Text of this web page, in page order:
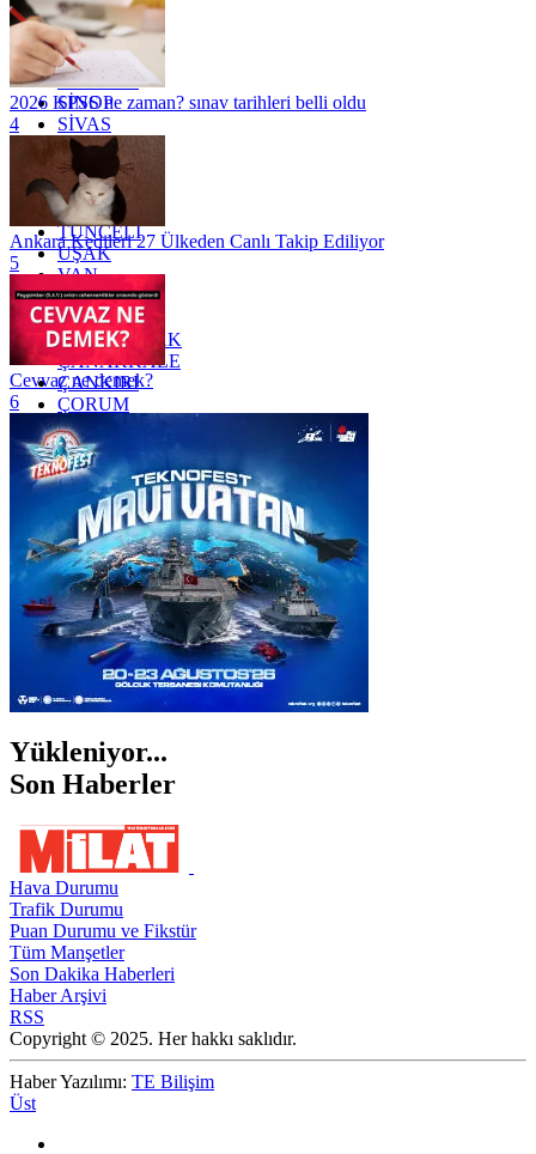
OSMANİYE
RİZE
SAKARYA
SAMSUN
SİNOP
SİVAS
SİİRT
TEKİRDAĞ
TOKAT
TRABZON
TUNCELİ
UŞAK
VAN
YALOVA
YOZGAT
ZONGULDAK
ÇANAKKALE
ÇANKIRI
ÇORUM
İSTANBUL
İZMİR
ŞANLIURFA
ŞIRNAK
2026 KPSS ne zaman? sınav tarihleri belli oldu
4
Ankara Kedileri 27 Ülkeden Canlı Takip Ediliyor
5
Cevvaz ne demek?
6
Yükleniyor...
Son Haberler
Hava Durumu
Trafik Durumu
Puan Durumu ve Fikstür
Tüm Manşetler
Son Dakika Haberleri
Haber Arşivi
RSS
Copyright © 2025. Her hakkı saklıdır.
Haber Yazılımı: TE Bilişim
Üst